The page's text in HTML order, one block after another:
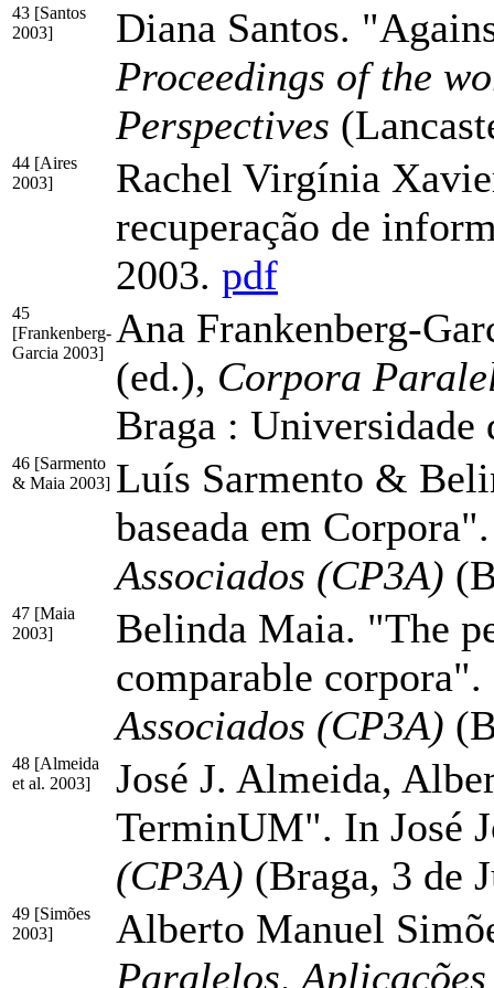
43 [Santos
2003]
Diana Santos.
Proceedings of the
Perspectives
44 [Aires
2003]
Rachel Virgínia
recuperação de
2003. pdf
45
[Frankenberg-
Garcia 2003]
Ana Frankenberg-
(ed.), Corpora
Braga :
46 [Sarmento
& Maia 2003] Luís Sarmento &
baseada em
Associados (CP3A)
47 [Maia
2003]
Belinda Maia. "The
comparable
Associados (CP3A)
48 [Almeida
et al. 2003]
José J. Almeida,
TerminUM". In José
(CP3A) (Braga, 3 de
49 [Simões
2003]
Alberto Manuel
Paralelos,